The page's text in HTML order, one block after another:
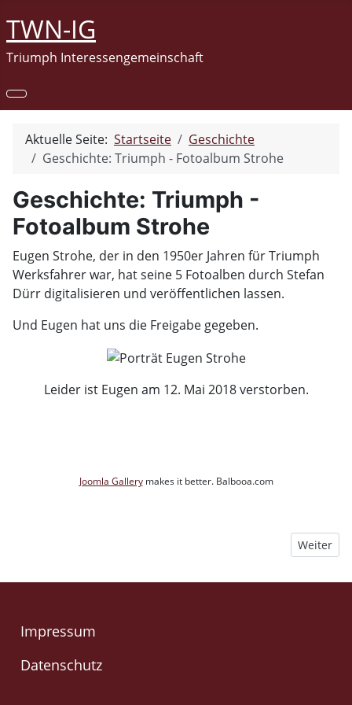
TWN-IG
Triumph Interessengemeinschaft
Aktuelle Seite: Startseite
Geschichte
Geschichte: Triumph - Fotoalbum Strohe
Geschichte: Triumph -
Fotoalbum Strohe
Eugen Strohe, der in den 1950er Jahren für Triumph
Werksfahrer war, hat seine 5 Fotoalben durch Stefan
Dürr digitalisieren und veröffentlichen lassen.
Und Eugen hat uns die Freigabe gegeben.
Leider ist Eugen am 12. Mai 2018 verstorben.
Joomla Gallerymakes it better. Balbooa.com
Nächster
Weiter
Impressum
Datenschutz